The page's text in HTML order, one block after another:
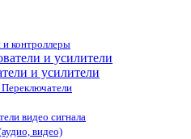
контроллеры
и усилители
видео сигнала
видео)